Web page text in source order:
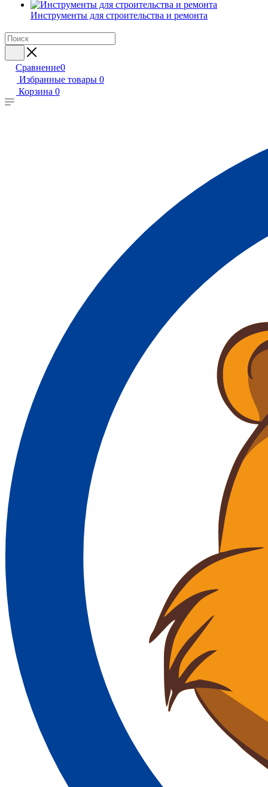
Инструменты для строительства и ремонта
Сравнение0
Избранные товары 0
Корзина 0